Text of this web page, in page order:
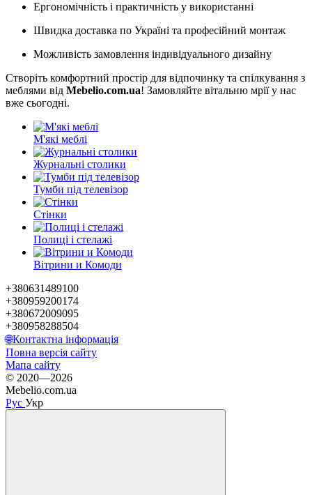
Ергономічність і практичність у використанні
Швидка доставка по Україні та професійний монтаж
Можливість замовлення індивідуального дизайну
Створіть комфортний простір для відпочинку та спілкування з
меблями від Mebelio.com.ua! Замовляйте вітальню мрії у нас
вже сьогодні.
М'які меблі
Журнальні столики
Тумби під телевізор
Стінки
Полиці і стелажі
Вітрини и Комоди
+380631489100
+380959200174
+380672009095
+380958288504
🌐Контактна інформація
Повна версія сайту
Мапа сайту
© 2020—2026
Mebelio.com.ua
Рус Укр